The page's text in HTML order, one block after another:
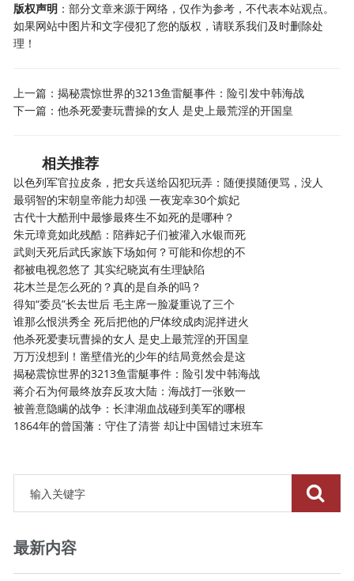
版权声明 ：部分文章来源于网络，仅作为参考，不代表本站观点。
如果网站中图片和文字侵犯了您的版权，请联系我们及时删除处
理！
上一篇：揭秘震惊世界的3213鱼雷艇事件：险引发中韩海战
下一篇：他杀死爱妻玩曹操的女人 是史上最荒淫的开国皇
相关推荐
以色列军官拉皮条，把女兵送给囚犯玩弄：随便摸随便骂，没人
最弱智的宋朝皇帝能力却强 一夜宠幸30个嫔妃
古代十大酷刑中最惨最疼生不如死的是哪种？
朱元璋竟如此残酷：陪葬妃子们被灌入水银而死
武则天死后武氏家族下场如何？可能和你想的不
都被电视忽悠了 其实纪晓岚有生理缺陷
花木兰是怎么死的？真的是自杀的吗？
得知“委员”长去世后 毛主席一脸凝重说了三个
谁那么恨洪秀全 死后把他的尸体绞成肉泥拌进火
他杀死爱妻玩曹操的女人 是史上最荒淫的开国皇
万万没想到！凿壁借光的少年的结局竟然会是这
揭秘震惊世界的3213鱼雷艇事件：险引发中韩海战
蒋介石为何最终放弃反攻大陆：海战打一张败一
被善意隐瞒的战争：长津湖血战碰到美军的哪根
1864年的曾国藩：守住了清誉 却让中国错过末班车
最新内容